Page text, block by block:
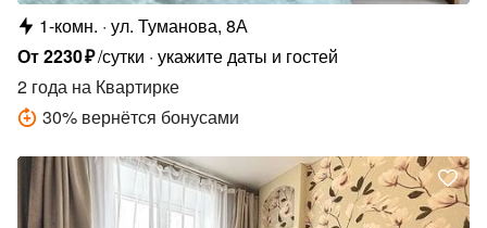
1-комн. ул. Туманова, 8А
От2230₽/сутки укажите даты и гостей
2 года на Квартирке
30% вернётся бонусами